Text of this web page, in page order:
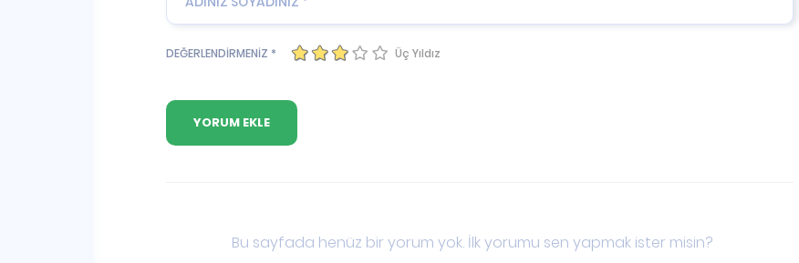
DEĞERLENDİRMENİZ * Üç Yıldız
Bu sayfada henüz bir yorum yok. İlk yorumu sen yapmak ister misin?